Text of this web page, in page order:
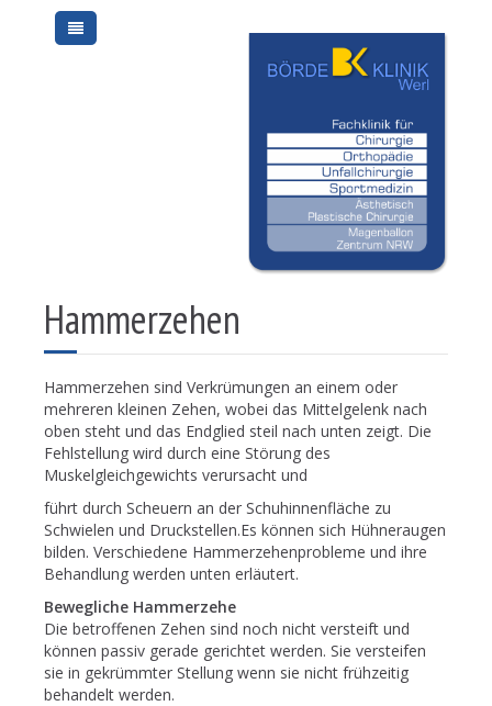
Hammerzehen
Hammerzehen sind Verkrümungen an einem oder
mehreren kleinen Zehen, wobei das Mittelgelenk nach
oben steht und das Endglied steil nach unten zeigt. Die
Fehlstellung wird durch eine Störung des
Muskelgleichgewichts verursacht und
führt durch Scheuern an der Schuhinnenfläche zu
Schwielen und Druckstellen.Es können sich Hühneraugen
bilden. Verschiedene Hammerzehenprobleme und ihre
Behandlung werden unten erläutert.
Bewegliche Hammerzehe
Die betroffenen Zehen sind noch nicht versteift und
können passiv gerade gerichtet werden. Sie versteifen
sie in gekrümmter Stellung wenn sie nicht frühzeitig
behandelt werden.